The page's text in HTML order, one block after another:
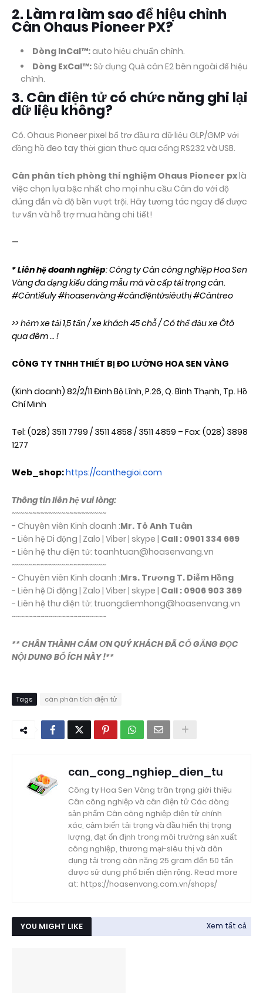
2. Làm ra làm sao để hiệu chỉnh
Cân Ohaus Pioneer PX?
Dòng InCal™:auto hiệu chuẩn chỉnh.
Dòng ExCal™:Sử dụng Quả cân E2 bên ngoài để hiệu
chỉnh.
3. Cân điện tử có chức năng ghi lại
dữ liệu không?
Có. Ohaus Pioneer pixel bổ trợ đầu ra dữ liệu GLP/GMP với
đồng hồ đeo tay thời gian thực qua cổng RS232 và USB.
Cân phân tích phòng thí nghiệm Ohaus Pioneer pxlà
việc chọn lựa bậc nhất cho mọi nhu cầu Cân đo với độ
đúng đắn và độ bền vượt trội. Hãy tương tác ngay để được
tư vấn và hỗ trợ mua hàng chi tiết!
—
* Liên hệ doanh nghiệp: Công ty Cân công nghiệp Hoa Sen
Vàng đa dạng kiểu dáng mẫu mã và cấp tải trọng cân.
#Cântiểuly #hoasenvàng #cânđiệntửsiêuthị #Cântreo
>> hẻm xe tải 1,5 tấn / xe khách 45 chỗ / Có thể đậu xe Ôtô
qua đêm … !
CÔNG TY TNHH THIẾT BỊ ĐO LƯỜNG HOA SEN VÀNG
(Kinh doanh) 82/2/11 Đinh Bộ Lĩnh, P.26, Q. Bình Thạnh, Tp. Hồ
Chí Minh
Tel: (028) 3511 7799 / 3511 4858 / 3511 4859 – Fax: (028) 3898
1277
Web_shop:https://canthegioi.com
Thông tin liên hệ vui lòng:
~~~~~~~~~~~~~~~~~~~~~~~
- Chuyên viên Kinh doanh :Mr. Tô Anh Tuân
- Liên hệ Di động | Zalo | Viber | skype | Call : 0901 334 669
- Liên hệ thư điện tử: toanhtuan@hoasenvang.vn
~~~~~~~~~~~~~~~~~~~~~~~
- Chuyên viên Kinh doanh :Mrs. Trương T. Diễm Hồng
- Liên hệ Di động | Zalo | Viber | skype | Call : 0906 903 369
- Liên hệ thư điện tử: truongdiemhong@hoasenvang.vn
~~~~~~~~~~~~~~~~~~~~~~~
** CHÂN THÀNH CÁM ƠN QUÝ KHÁCH ĐÃ CỐ GẮNG ĐỌC
NỘI DUNG BỔ ÍCH NÀY !**
Tags cân phân tích điện tử
can_cong_nghiep_dien_tu
Công ty Hoa Sen Vàng trân trọng giới thiệu
Cân công nghiệp và cân điện tử Các dòng
sản phẩm Cân công nghiệp điện tử chính
xác, cảm biến tải trọng và đầu hiển thị trọng
lượng, đạt ổn định trong môi trường sản xuất
công nghiệp, thương mại-siêu thị và dân
dụng tải trọng cân nặng 25 gram đến 50 tấn
được sử dụng phổ biến diện rộng. Read more
at: https://hoasenvang.com.vn/shops/
YOU MIGHT LIKE Xem tất cả